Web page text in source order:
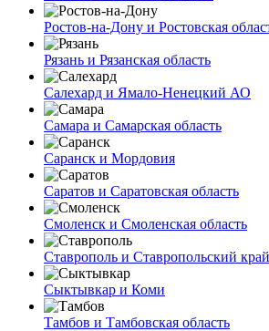
Ростов-на-Дону и Ростовская
Рязань и Рязанская область
Салехард и Ямало-Ненецкий АО
Самара и Самарская область
Саранск и Мордовия
Саратов и Саратовская область
Смоленск и Смоленская область
Ставрополь и Ставропольский край
Сыктывкар и Коми
Тамбов и Тамбовская область